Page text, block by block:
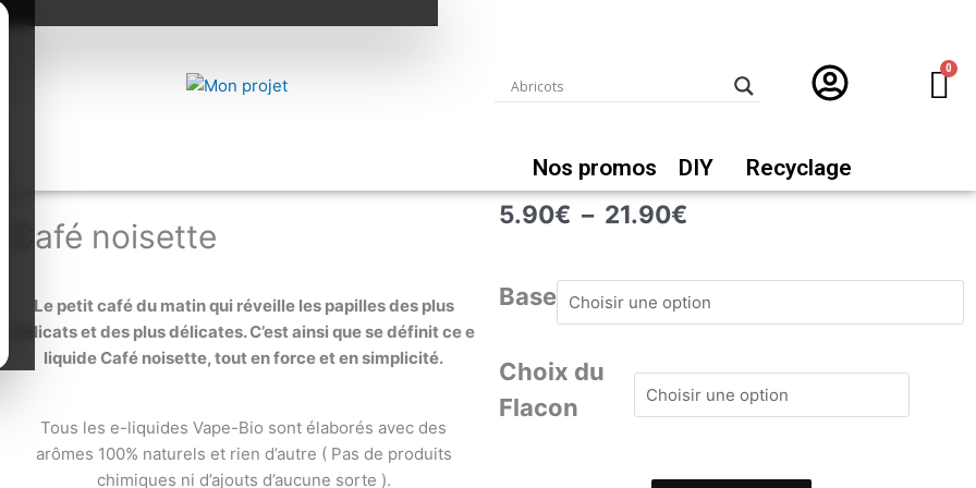
Nos promos DIY Recyclage
Café noisette
Le petit café du matin qui réveille les papilles des plus
délicats et des plus délicates. C’est ainsi que se définit ce e
liquide Café noisette, tout en force et en simplicité.
Tous les e-liquides Vape-Bio sont élaborés avec des
arômes 100% naturels et rien d’autre ( Pas de produits
chimiques ni d’ajouts d’aucune sorte ).
5.90€ – 21.90€Plage
5.90€
à
Base
Choix du
Flacon
de
Café